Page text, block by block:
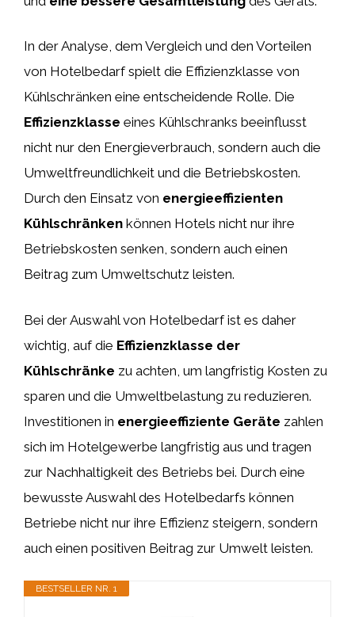
In der Analyse, dem Vergleich und den Vorteilen
von Hotelbedarf spielt die Effizienzklasse von
Kühlschränken eine entscheidende Rolle. Die
Effizienzklasse eines Kühlschranks beeinflusst
nicht nur den Energieverbrauch, sondern auch die
Umweltfreundlichkeit und die Betriebskosten.
Durch den Einsatz von energieeffizienten
Kühlschränken können Hotels nicht nur ihre
Betriebskosten senken, sondern auch einen
Beitrag zum Umweltschutz leisten.
Bei der Auswahl von Hotelbedarf ist es daher
wichtig, auf die Effizienzklasse der
Kühlschränke zu achten, um langfristig Kosten zu
sparen und die Umweltbelastung zu reduzieren.
Investitionen in energieeffiziente Geräte zahlen
sich im Hotelgewerbe langfristig aus und tragen
zur Nachhaltigkeit des Betriebs bei. Durch eine
bewusste Auswahl des Hotelbedarfs können
Betriebe nicht nur ihre Effizienz steigern, sondern
auch einen positiven Beitrag zur Umwelt leisten.
BESTSELLER NR. 1